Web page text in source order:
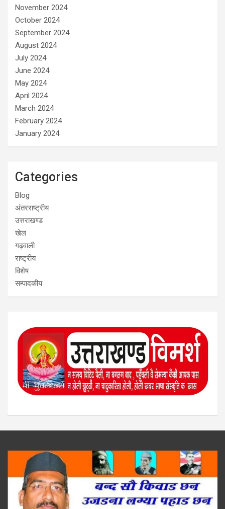
November 2024
October 2024
September 2024
August 2024
July 2024
June 2024
May 2024
April 2024
March 2024
February 2024
January 2024
Categories
Blog
अंतरराष्ट्रीय
उत्तराखण्ड
खेल
गढ़वाली
राष्ट्रीय
विशेष
सम्पादकीय